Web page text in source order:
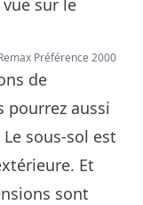
Préférence 2000
de
pourrez aussi
sous-sol est
Et
sont